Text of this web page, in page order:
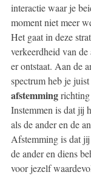
interactie waar je
moment niet meer
Het gaat in deze
verkeerdheid van
er ontstaat. Aan de
spectrum heb je
afstemming
Instemmen is dat jij
als de ander en de
Afstemming is dat
de ander en diens
voor jezelf